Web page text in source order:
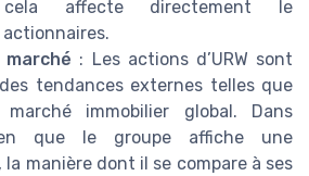
cela affecte directement le
marché : Les actions d’URW sont
tendances externes telles que
marché immobilier global. Dans
que le groupe affiche une
manière dont il se compare à ses